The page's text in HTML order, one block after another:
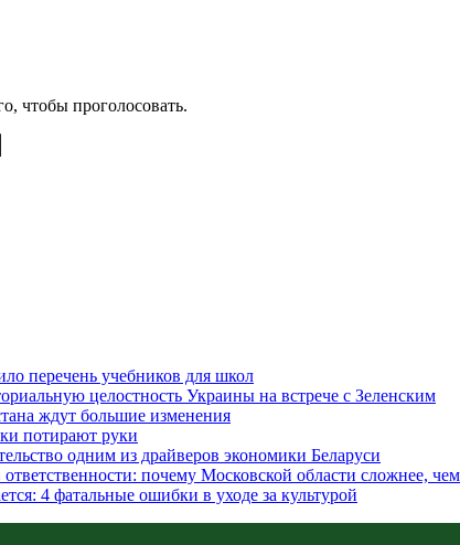
чтобы проголосовать.
перечень учебников для школ
целостность Украины на встрече с Зеленским
ждут большие изменения
потирают руки
одним из драйверов экономики Беларуси
почему Московской области сложнее,
4 фатальные ошибки в уходе за культурой